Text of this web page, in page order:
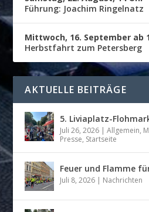
Führung: Joachim Ringelnatz
Mittwoch, 16. September ab
Herbstfahrt zum Petersberg
AKTUELLE BEITRÄGE
5. Liviaplatz-
Juli 26, 2026 |Allgemein,
Presse, Startseite
Feuer und Flamme
Juli 8, 2026 | Nachrichten